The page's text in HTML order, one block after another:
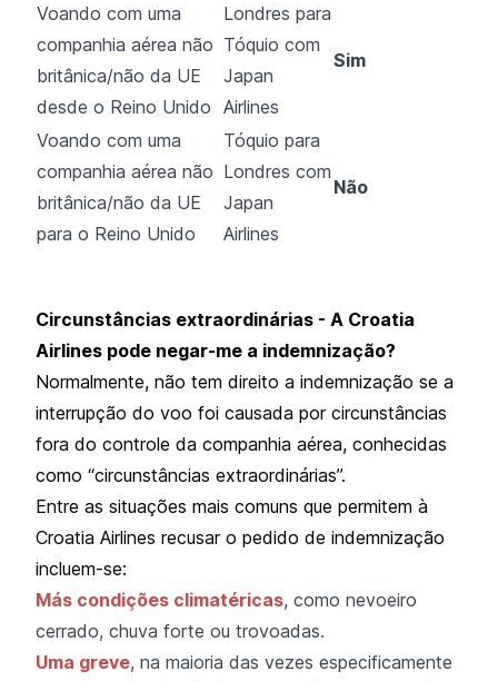
Voando com uma
companhia aérea não
britânica/não da UE
desde o Reino Unido
Londres para
Tóquio com
Japan
Airlines
Sim
Voando com uma
companhia aérea não
britânica/não da UE
para o Reino Unido
Tóquio para
Londres com
Japan
Airlines
Não
Circunstâncias extraordinárias - A Croatia
Airlines pode negar-me a indemnização?
Normalmente, não tem direito a indemnização se a
interrupção do voo foi causada por circunstâncias
fora do controle da companhia aérea, conhecidas
como “circunstâncias extraordinárias”.
Entre as situações mais comuns que permitem à
Croatia Airlines recusar o pedido de indemnização
incluem-se:
Más condições climatéricas, como nevoeiro
cerrado, chuva forte ou trovoadas.
Uma greve, na maioria das vezes especificamente